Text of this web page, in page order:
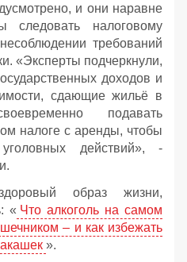
и они наравне
налоговому
требований
«Эксперты подчеркнули,
доходов и
сдающие жильё в
подавать
налоге с аренды, чтобы
действий», -
образ жизни,
« Что алкоголь на самом
– и как избежать
».